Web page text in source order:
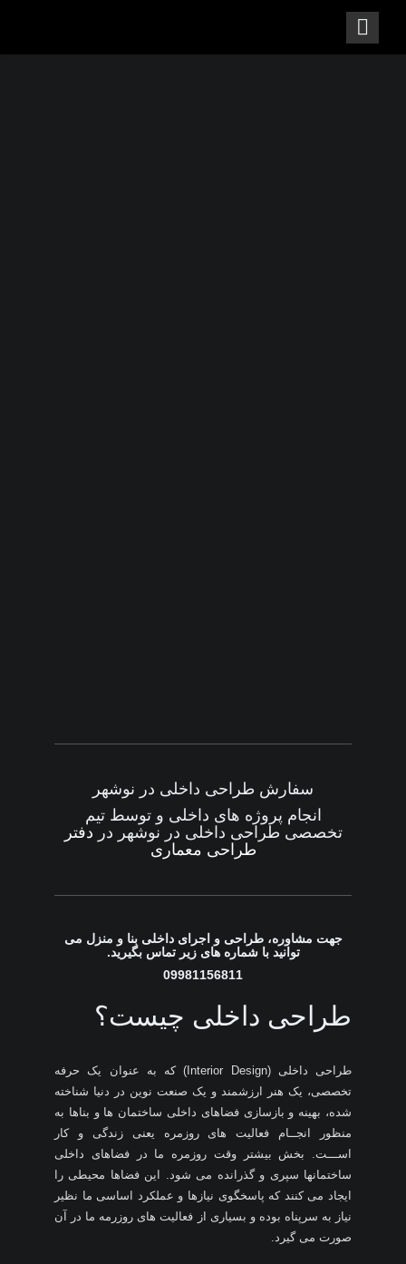
سفارش طراحی داخلی در نوشهر
انجام پروژه های داخلی و توسط تیم
تخصصی طراحی داخلی در نوشهر در دفتر
طراحی معماری
جهت مشاوره، طراحی و اجرای داخلی بنا و منزل می
توانید با شماره های زیر تماس بگیرید.
09981156811
طراحی داخلی چیست؟
طراحی داخلی (Interior Design) که به عنوان یک حرفه
تخصصی، یک هنر ارزشمند و یک صنعت نوین در دنیا شناخته
شده، بهینه و بازسازی فضاهای داخلی ساختمان ها و بناها به
منظور انجــام فعالیت های روزمره یعنی زندگی و کار
اســـت. بخش بیشتر وقت روزمره ما در فضاهای داخلی
ساختمانها سپری و گذرانده می شود. این فضاها محیطی را
ایجاد می کنند که پاسخگوی نیازها و عملکرد اساسی ما نظیر
نیاز به سرپناه بوده و بسیاری از فعالیت های روزرمه ما در آن
صورت می گیرد.